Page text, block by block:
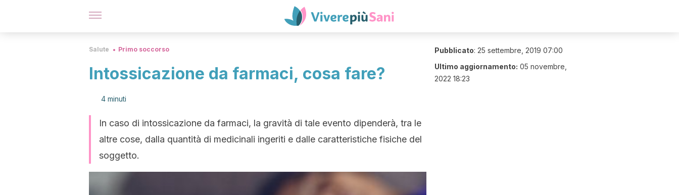
Salute Primo soccorso
Intossicazione da farmaci, cosa fare?
4 minuti
In caso di intossicazione da farmaci, la gravità di tale evento dipenderà, tra le
altre cose, dalla quantità di medicinali ingeriti e dalle caratteristiche fisiche del
soggetto.
Pubblicato: 25 settembre, 2019 07:00
Ultimo aggiornamento: 05 novembre,
2022 18:23